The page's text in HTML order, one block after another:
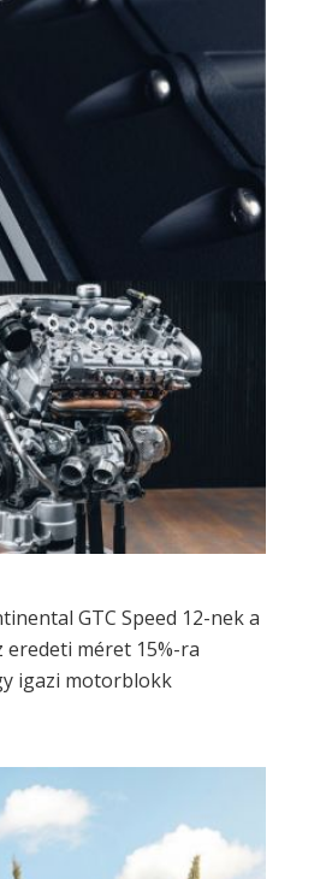
GTC Speed 12-nek a
eredeti méret 15%-ra
igazi motorblokk